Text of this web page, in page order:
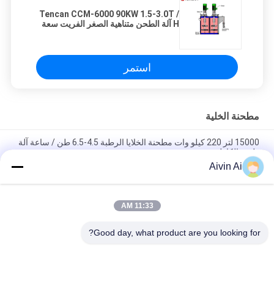
Tencan CCM-6000 90KW 1.5-3.0T /
H آلة الطحن متناهية الصغر الفريت سعة
استمر
مطحنة الخلية
15000 لتر 220 كيلو وات مطحنة الخلايا الرطبة 4.5-6.5 طن / ساعة آلة
طحن الكاولين
معدات تعديل سطح مطحنة خلية النحل والحجر الجيري والرخام
والكالسيت الجاف
30KW ميكا ، التلك ، مطحنة الكرة الجرافيت المحرض العمودي مسحوق
Aivin Ai
11:33 AM
Good day, what product are you looking for?